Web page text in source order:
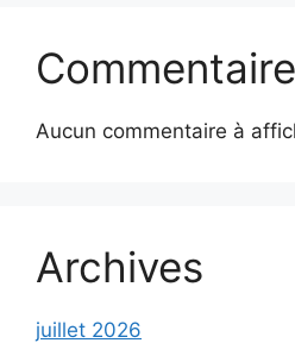
Aucun commentaire à
Archives
juillet 2026